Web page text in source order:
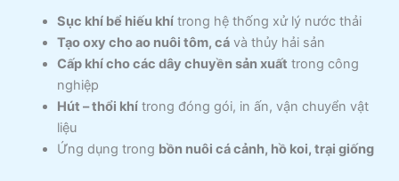
Sục khí bể hiếu khítrong hệ thống xử lý nước thải
Tạo oxy cho ao nuôi tôm, cávà thủy hải sản
Cấp khí cho các dây chuyền sản xuất trong công
nghiệp
Hút – thổi khítrong đóng gói, in ấn, vận chuyển vật
liệu
Ứng dụng trong bồn nuôi cá cảnh, hồ koi, trại giống